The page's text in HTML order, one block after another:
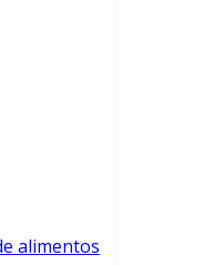
alimentos